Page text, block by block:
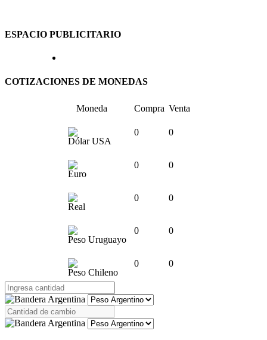
ESPACIO PUBLICITARIO
COTIZACIONES DE MONEDAS
Moneda Compra Venta
Dólar USA
0 0
Euro
0 0
Real
0 0
Peso Uruguayo
0 0
Peso Chileno
0 0